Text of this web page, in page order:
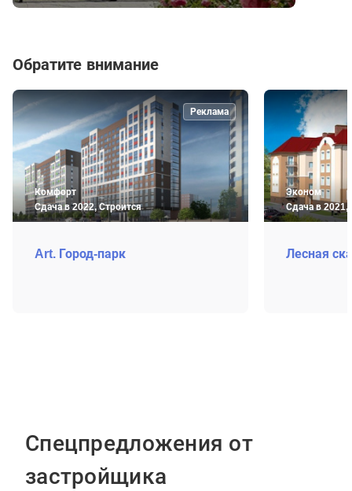
Обратите внимание
Комфорт
Сдача в 2022, Строится
Реклама
Art. Город-парк
Эконом
Сдача в 2021,
Лесная
Спецпредложения от
застройщика